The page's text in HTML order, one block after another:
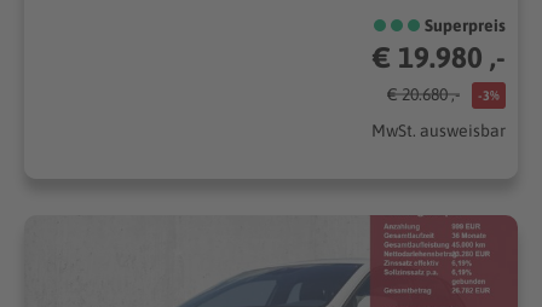
Superpreis
€ 19.980 ,-
€ 20.680 ,- -3%
MwSt. ausweisbar